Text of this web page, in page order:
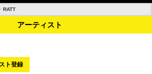
RATT
アーティスト
ト登録